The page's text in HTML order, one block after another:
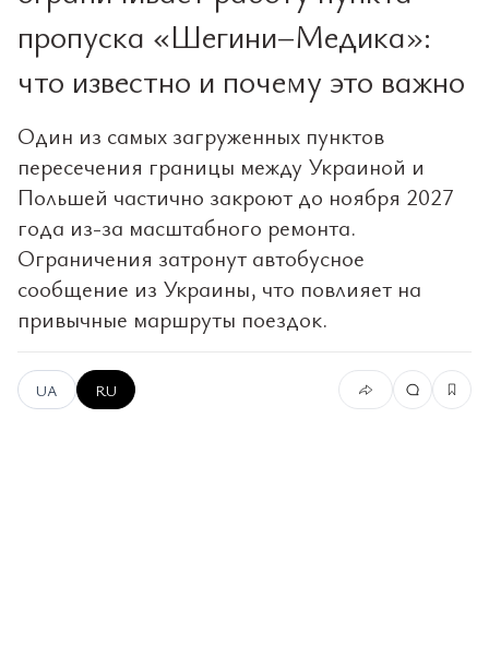
пропуска «Шегини–Медика»:
что известно и почему это важно
Один из самых загруженных пунктов
пересечения границы между Украиной и
Польшей частично закроют до ноября 2027
года из-за масштабного ремонта.
Ограничения затронут автобусное
сообщение из Украины, что повлияет на
привычные маршруты поездок.
UA RU